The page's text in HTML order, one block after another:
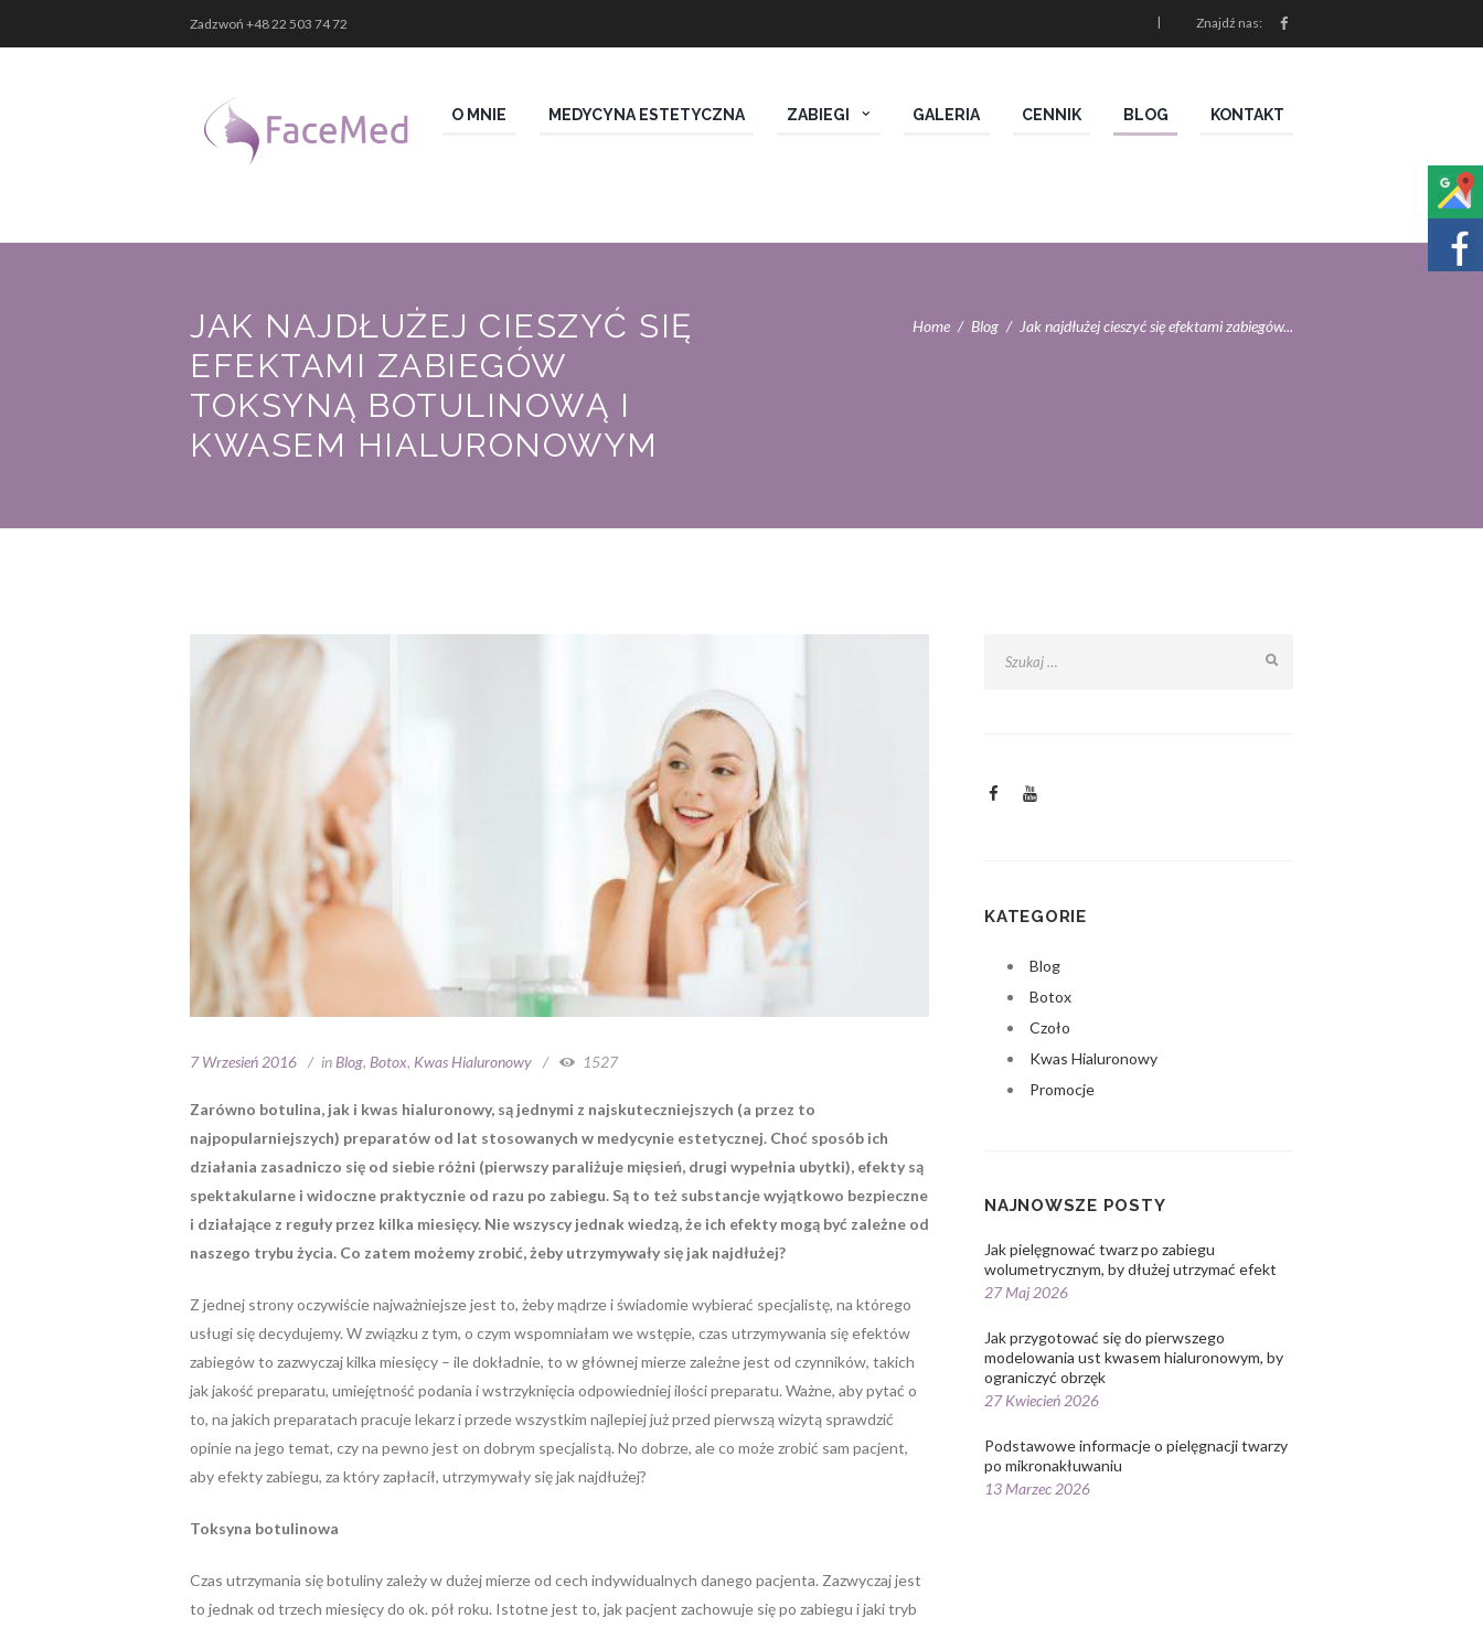
Zadzwoń +48 22 503 74 72 Znajdź nas:
O MNIE MEDYCYNA ESTETYCZNA ZABIEGI GALERIA CENNIK BLOG KONTAKT
JAK NAJDŁUŻEJ CIESZYĆ SIĘ
EFEKTAMI ZABIEGÓW
TOKSYNĄ BOTULINOWĄ I
KWASEM HIALURONOWYM
Home Blog Jak najdłużej cieszyć się efektami zabiegów...
7 Wrzesień 2016 in Blog, Botox, Kwas Hialuronowy 1527
Zarówno botulina, jak i kwas hialuronowy, są jednymi z najskuteczniejszych (a przez to
najpopularniejszych) preparatów od lat stosowanych w medycynie estetycznej. Choć sposób ich
działania zasadniczo się od siebie różni (pierwszy paraliżuje mięsień, drugi wypełnia ubytki), efekty są
spektakularne i widoczne praktycznie od razu po zabiegu. Są to też substancje wyjątkowo bezpieczne
i działające z reguły przez kilka miesięcy. Nie wszyscy jednak wiedzą, że ich efekty mogą być zależne od
naszego trybu życia. Co zatem możemy zrobić, żeby utrzymywały się jak najdłużej?
Z jednej strony oczywiście najważniejsze jest to, żeby mądrze i świadomie wybierać specjalistę, na którego
usługi się decydujemy. W związku z tym, o czym wspomniałam we wstępie, czas utrzymywania się efektów
zabiegów to zazwyczaj kilka miesięcy – ile dokładnie, to w głównej mierze zależne jest od czynników, takich
jak jakość preparatu, umiejętność podania i wstrzyknięcia odpowiedniej ilości preparatu. Ważne, aby pytać o
to, na jakich preparatach pracuje lekarz i przede wszystkim najlepiej już przed pierwszą wizytą sprawdzić
opinie na jego temat, czy na pewno jest on dobrym specjalistą. No dobrze, ale co może zrobić sam pacjent,
aby efekty zabiegu, za który zapłacił, utrzymywały się jak najdłużej?
Toksyna botulinowa
Czas utrzymania się botuliny zależy w dużej mierze od cech indywidualnych danego pacjenta. Zazwyczaj jest
to jednak od trzech miesięcy do ok. pół roku. Istotne jest to, jak pacjent zachowuje się po zabiegu i jaki tryb
KATEGORIE
Blog
Botox
Czoło
Kwas Hialuronowy
Promocje
NAJNOWSZE POSTY
Jak pielęgnować twarz po zabiegu
wolumetrycznym, by dłużej utrzymać efekt
27 Maj 2026
Jak przygotować się do pierwszego
modelowania ust kwasem hialuronowym, by
ograniczyć obrzęk
27 Kwiecień 2026
Podstawowe informacje o pielęgnacji twarzy
po mikronakłuwaniu
13 Marzec 2026